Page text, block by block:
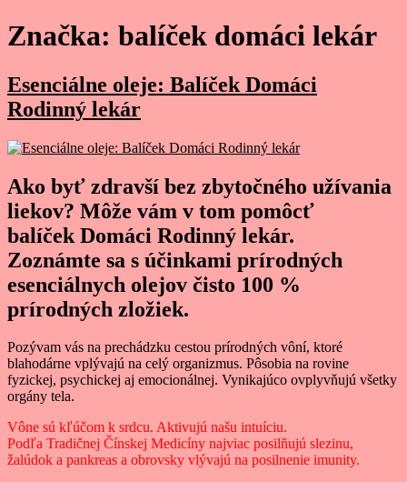
Značka: balíček domáci lekár
Esenciálne oleje: Balíček Domáci
Rodinný lekár
Ako byť zdravší bez zbytočného užívania
liekov? Môže vám v tom pomôcť
balíček Domáci Rodinný lekár.
Zoznámte sa s účinkami prírodných
esenciálnych olejov čisto 100 %
prírodných zložiek.
Pozývam vás na prechádzku cestou prírodných vôní, ktoré
blahodárne vplývajú na celý organizmus. Pôsobia na rovine
fyzickej, psychickej aj emocionálnej. Vynikajúco ovplyvňujú všetky
orgány tela.
Vône sú kľúčom k srdcu. Aktivujú našu intuíciu.
Podľa Tradičnej Čínskej Medicíny najviac posilňujú slezinu,
žalúdok a pankreas a obrovsky vlývajú na posilnenie imunity.